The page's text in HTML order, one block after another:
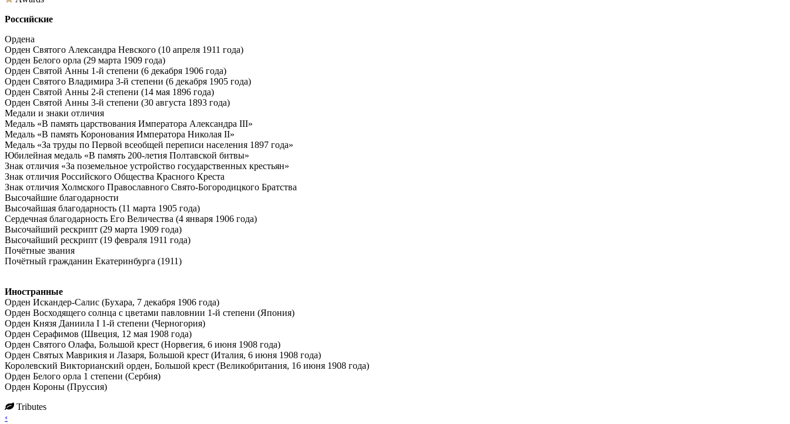
Российские
Ордена
Орден Святого Александра Невского (10 апреля 1911 года)
Орден Белого орла (29 марта 1909 года)
Орден Святой Анны 1-й степени (6 декабря 1906 года)
Орден Святого Владимира 3-й степени (6 декабря 1905 года)
Орден Святой Анны 2-й степени (14 мая 1896 года)
Орден Святой Анны 3-й степени (30 августа 1893 года)
Медали и знаки отличия
Медаль «В память царствования Императора Александра III»
Медаль «В память Коронования Императора Николая II»
Медаль «За труды по Первой всеобщей переписи населения 1897 года»
Юбилейная медаль «В память 200-летия Полтавской битвы»
Знак отличия «За поземельное устройство государственных крестьян»
Знак отличия Российского Общества Красного Креста
Знак отличия Холмского Православного Свято-Богородицкого Братства
Высочайшие благодарности
Высочайшая благодарность (11 марта 1905 года)
Сердечная благодарность Его Величества (4 января 1906 года)
Высочайший рескрипт (29 марта 1909 года)
Высочайший рескрипт (19 февраля 1911 года)
Почётные звания
Почётный гражданин Екатеринбурга (1911)
Иностранные
Орден Искандер-Салис (Бухара, 7 декабря 1906 года)
Орден Восходящего солнца с цветами павловнии 1-й степени (Япония)
Орден Князя Даниила I 1-й степени (Черногория)
Орден Серафимов (Швеция, 12 мая 1908 года)
Орден Святого Олафа, Большой крест (Норвегия, 6 июня 1908 года)
Орден Святых Маврикия и Лазаря, Большой крест (Италия, 6 июня 1908 года)
Королевский Викторианский орден, Большой крест (Великобритания, 16 июня 1908 года)
Орден Белого орла 1 степени (Сербия)
Орден Короны (Пруссия)
Tributes
‹